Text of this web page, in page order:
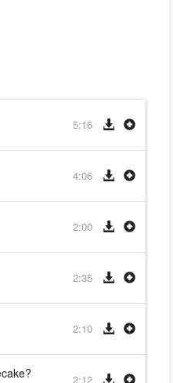
5:16
4:06
2:00
2:35
2:10
2:12